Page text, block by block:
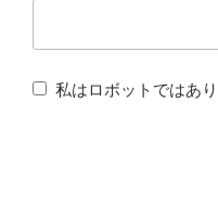
私はロボットではあり